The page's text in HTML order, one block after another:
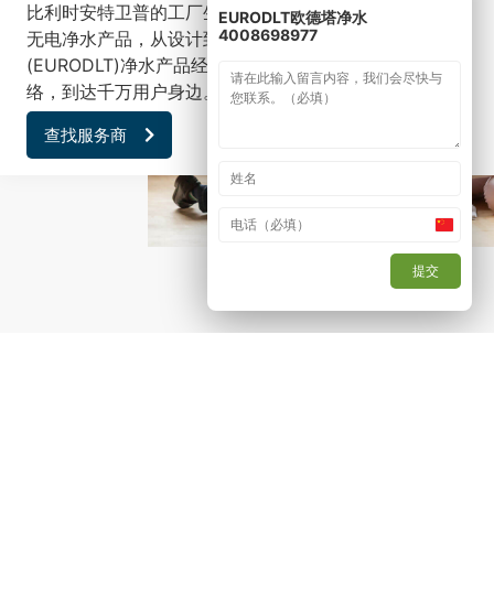
比利时安特卫普的工厂生产，以无电软水机为主的一系列
无电净水产品，从设计到出厂检测都在此完成。欧德塔
(EURODLT)净水产品经过从工厂到遍布全球的行销网
络，到达千万用户身边。
查找服务商
EURODLT欧德塔净水
4008698977
China
+86
提交